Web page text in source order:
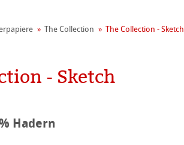
RoosterThe Collection The Collection - Sketch
- Sketch
Hadern